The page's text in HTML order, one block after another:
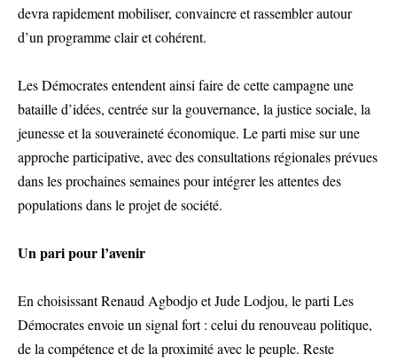
devra rapidement mobiliser, convaincre et rassembler autour
d’un programme clair et cohérent.
Les Démocrates entendent ainsi faire de cette campagne une
bataille d’idées, centrée sur la gouvernance, la justice sociale, la
jeunesse et la souveraineté économique. Le parti mise sur une
approche participative, avec des consultations régionales prévues
dans les prochaines semaines pour intégrer les attentes des
populations dans le projet de société.
Un pari pour l’avenir
En choisissant Renaud Agbodjo et Jude Lodjou, le parti Les
Démocrates envoie un signal fort : celui du renouveau politique,
de la compétence et de la proximité avec le peuple. Reste